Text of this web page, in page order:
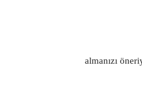
almanızı